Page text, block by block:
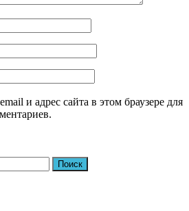
и адрес сайта в этом браузере для